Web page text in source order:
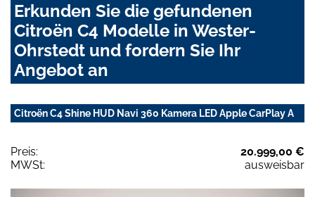
Erkunden Sie die gefundenen
Citroën C4 Modelle in Wester-
Ohrstedt und fordern Sie Ihr
Angebot an
Citroën C4 Shine HUD Navi 360 Kamera LED Apple CarPlay A
Preis:
20.999,00 €
MWSt:
ausweisbar